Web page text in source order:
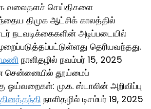
வலைதளச் செய்திகளை
திமுக ஆட்சிக் காலத்தில்
நடவடிக்கைகளின் அடிப்படையில்
தெரியவந்தது.
நாளிதழில் நவம்பர் 15, 2025
சென்னையில் தூய்மைப்
ஓய்வறைகள்: மு.க. ஸ்டாலின் அறிவிப்பு
தினத்தந்தி நாளிதழில் டிசம்பர் 19, 2025